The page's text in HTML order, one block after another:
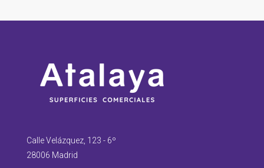
Calle Velázquez, 123 - 6º
28006 Madrid